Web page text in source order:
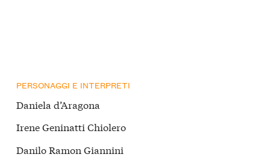
PERSONAGGI E INTERPRETI
Daniela d’Aragona
Irene Geninatti Chiolero
Danilo Ramon Giannini